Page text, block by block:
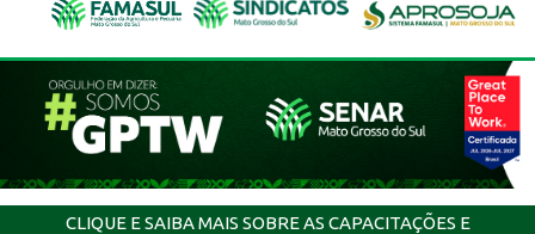
CLIQUE E SAIBA MAIS SOBRE AS CAPACITAÇÕES E